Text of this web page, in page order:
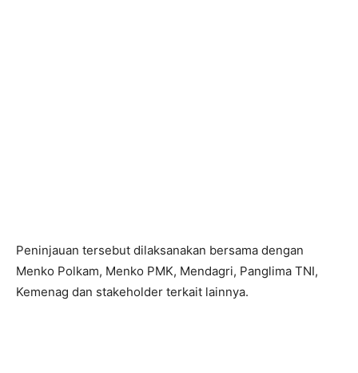
Peninjauan tersebut dilaksanakan bersama dengan
Menko Polkam, Menko PMK, Mendagri, Panglima TNI,
Kemenag dan stakeholder terkait lainnya.